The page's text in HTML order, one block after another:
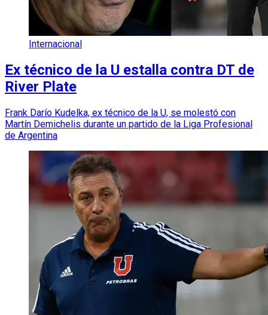
Internacional
Ex técnico de la U estalla contra DT de
River Plate
Frank Darío Kudelka, ex técnico de la U, se molestó con
Martín Demichelis durante un partido de la Liga Profesional
de Argentina